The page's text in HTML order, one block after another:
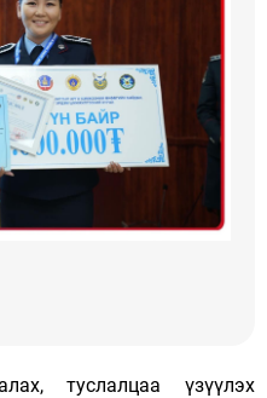
туслалцаа үзүүлэх